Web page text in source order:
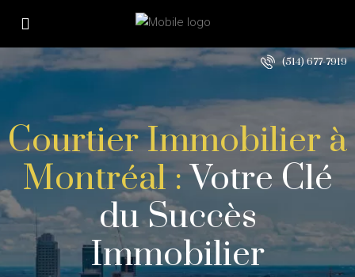
(514) 677-7919
Courtier Immobilier à
Montréal :Votre Clé
du Succès
Immobilier